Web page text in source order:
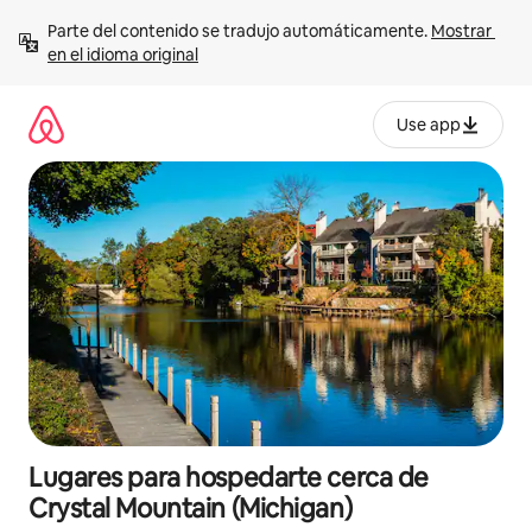
contenido
Parte del contenido se tradujo automáticamente. Mostrar
en el idioma original
Use app
Lugares para hospedarte cerca de
Crystal Mountain (Michigan)